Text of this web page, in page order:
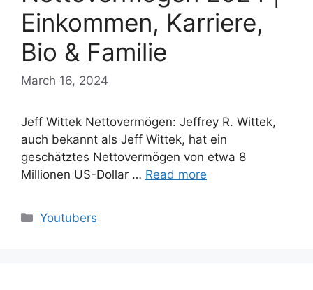
Einkommen, Karriere,
Bio & Familie
March 16, 2024
Jeff Wittek Nettovermögen: Jeffrey R. Wittek,
auch bekannt als Jeff Wittek, hat ein
geschätztes Nettovermögen von etwa 8
Millionen US-Dollar … Read more
Categories
Youtubers